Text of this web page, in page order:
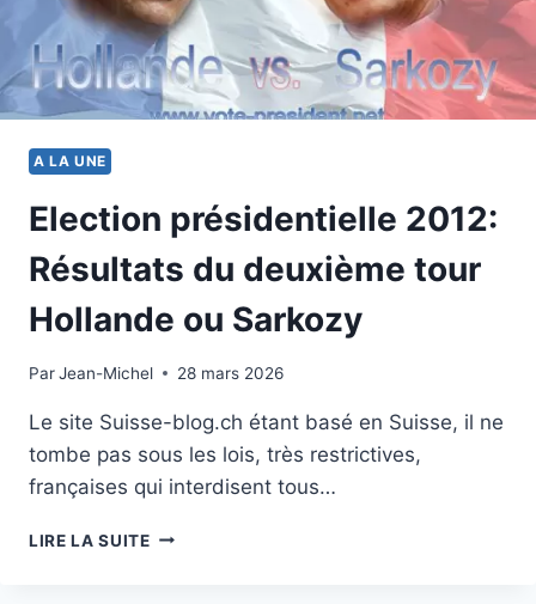
A LA UNE
Election présidentielle 2012:
Résultats du deuxième tour
Hollande ou Sarkozy
ParJean-Michel
6 mai 2012 28 mars 2026
Le site Suisse-blog.ch étant basé en Suisse, il ne
tombe pas sous les lois, très restrictives,
françaises qui interdisent tous…
LIRE LA SUITEELECTION